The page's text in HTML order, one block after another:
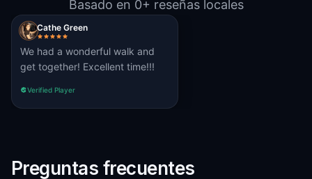
Basado en 0+ reseñas locales
Cathe Green
We had a wonderful walk and
get together! Excellent time!!!
Verified Player
Preguntas frecuentes